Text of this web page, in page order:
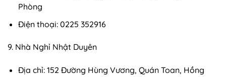
Phòng
Điện thoại: 0225 352916
9. Nhà Nghỉ Nhật Duyên
Địa chỉ: 152 Đường Hùng Vương, Quán Toan, Hồng